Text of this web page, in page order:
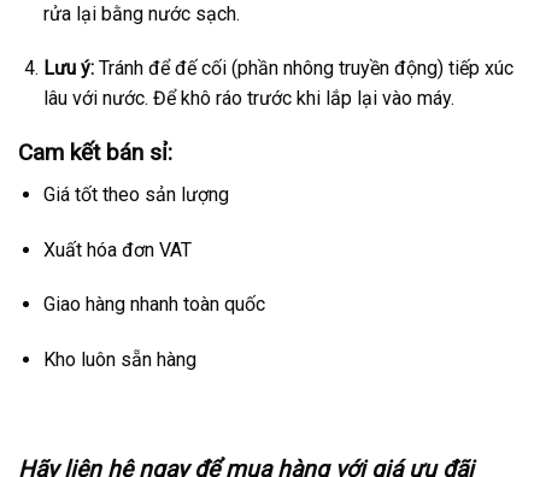
rửa lại bằng nước sạch.
Lưu ý:Tránh để đế cối (phần nhông truyền động) tiếp xúc
lâu với nước. Để khô ráo trước khi lắp lại vào máy.
Cam kết bán sỉ:
Giá tốt theo sản lượng
Xuất hóa đơn VAT
Giao hàng nhanh toàn quốc
Kho luôn sẵn hàng
Hãy liên hệ ngay để mua hàng với giá ưu đãi